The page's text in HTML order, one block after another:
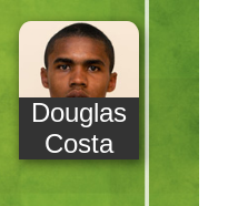
Douglas
Costa